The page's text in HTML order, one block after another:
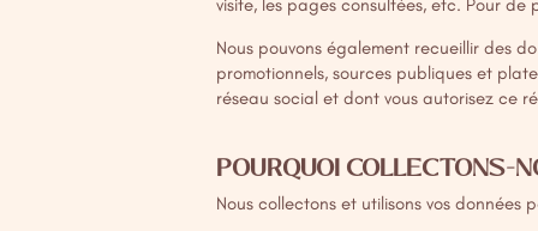
visite, les pages consultées, etc. Pour
Nous pouvons également recueillir des
promotionnels, sources publiques et
réseau social et dont vous autorisez ce
POURQUOI COLLECTONS-
Nous collectons et utilisons vos données